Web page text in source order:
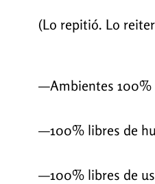
(Lo repitió. Lo
—Ambientes
—100% libres de
—100% libres de